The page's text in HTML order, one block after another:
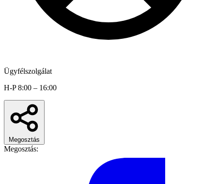
Ügyfélszolgálat
H-P 8:00 – 16:00
Megosztás
Megosztás: